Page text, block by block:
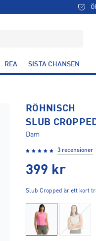
REA SISTA CHANSEN
RÖHNISCH
SLUB
Dam
3 recensioner
399 kr
Slub Cropped är ett kort